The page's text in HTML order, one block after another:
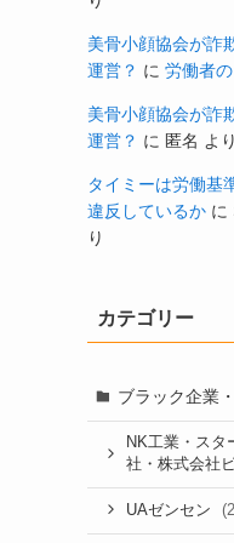
美骨小顔協会が詐
運営？ に 労働者
美骨小顔協会が詐
運営？ に 匿名 より
タイミーは労働基
違反しているか に
り
カテゴリー
ブラック企業
NK工業・スタ
社・株式会社
UAゼンセン